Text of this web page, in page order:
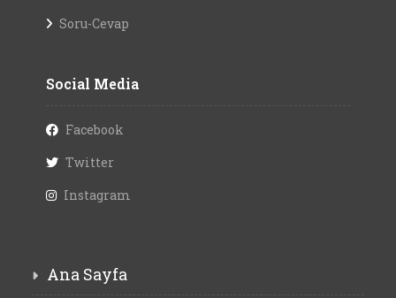
Soru-Cevap
Social Media
Facebook
Twitter
Instagram
Ana Sayfa